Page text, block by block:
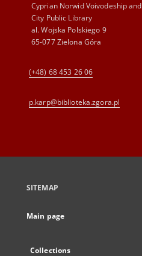
Cyprian Norwid Voivodeship and
City Public Library
al. Wojska Polskiego 9
65-077 Zielona Góra
(+48) 68 453 26 06
p.karp@biblioteka.zgora.pl
SITEMAP
Main page
Collections